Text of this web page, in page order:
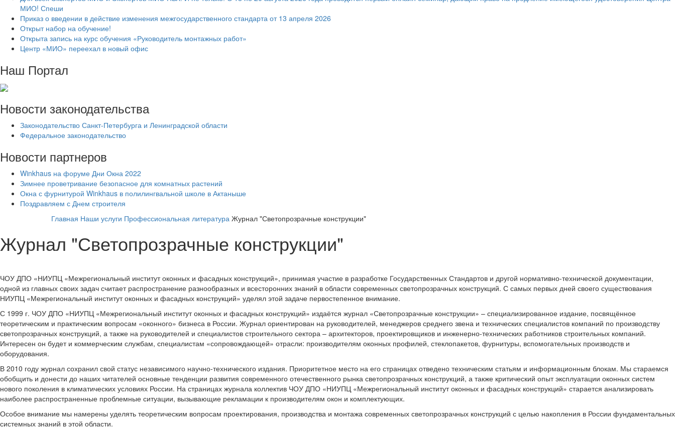
МИО! Спеши
Приказ о введении в действие изменения межгосударственного стандарта от 13 апреля 2026
Открыт набор на обучение!
Открыта запись на курс обучения «Руководитель монтажных работ»
Центр «МИО» переехал в новый офис
Наш Портал
Новости законодательства
Законодательство Санкт-Петербурга и Ленинградской области
Федеральное законодательство
Новости партнеров
Winkhaus на форуме Дни Окна 2022
Зимнее проветривание безопасное для комнатных растений
Окна с фурнитурой Winkhaus в полилингвальной школе в Актаныше
Поздравляем с Днем строителя
Главная Наши услуги Профессиональная литература Журнал "Светопрозрачные конструкции"
Журнал "Светопрозрачные конструкции"
ЧОУ ДПО «НИУПЦ «Межрегиональный институт оконных и фасадных конструкций», принимая участие в разработке Государственных Стандартов и другой нормативно-технической документации,
одной из главных своих задач считает распространение разнообразных и всесторонних знаний в области современных светопрозрачных конструкций. С самых первых дней своего существования
НИУПЦ «Межрегиональный институт оконных и фасадных конструкций» уделял этой задаче первостепенное внимание.
С 1999 г. ЧОУ ДПО «НИУПЦ «Межрегиональный институт оконных и фасадных конструкций» издаётся журнал «Светопрозрачные конструкции» – специализированное издание, посвящённое
теоретическим и практическим вопросам «оконного» бизнеса в России. Журнал ориентирован на руководителей, менеджеров среднего звена и технических специалистов компаний по производству
светопрозрачных конструкций, а также на руководителей и специалистов строительного сектора – архитекторов, проектировщиков и инженерно-технических работников строительных компаний.
Интересен он будет и коммерческим службам, специалистам «сопровождающей» отрасли: производителям оконных профилей, стеклопакетов, фурнитуры, вспомогательных производств и
оборудования.
В 2010 году журнал сохранил свой статус независимого научно-технического издания. Приоритетное место на его страницах отведено техническим статьям и информационным блокам. Мы стараемся
обобщить и донести до наших читателей основные тенденции развития современного отечественного рынка светопрозрачных конструкций, а также критический опыт эксплуатации оконных систем
нового поколения в климатических условиях России. На страницах журнала коллектив ЧОУ ДПО «НИУПЦ «Межрегиональный институт оконных и фасадных конструкций» старается анализировать
наиболее распространенные проблемные ситуации, вызывающие рекламации к производителям окон и комплектующих.
Особое внимание мы намерены уделять теоретическим вопросам проектирования, производства и монтажа современных светопрозрачных конструкций с целью накопления в России фундаментальных
системных знаний в этой области.